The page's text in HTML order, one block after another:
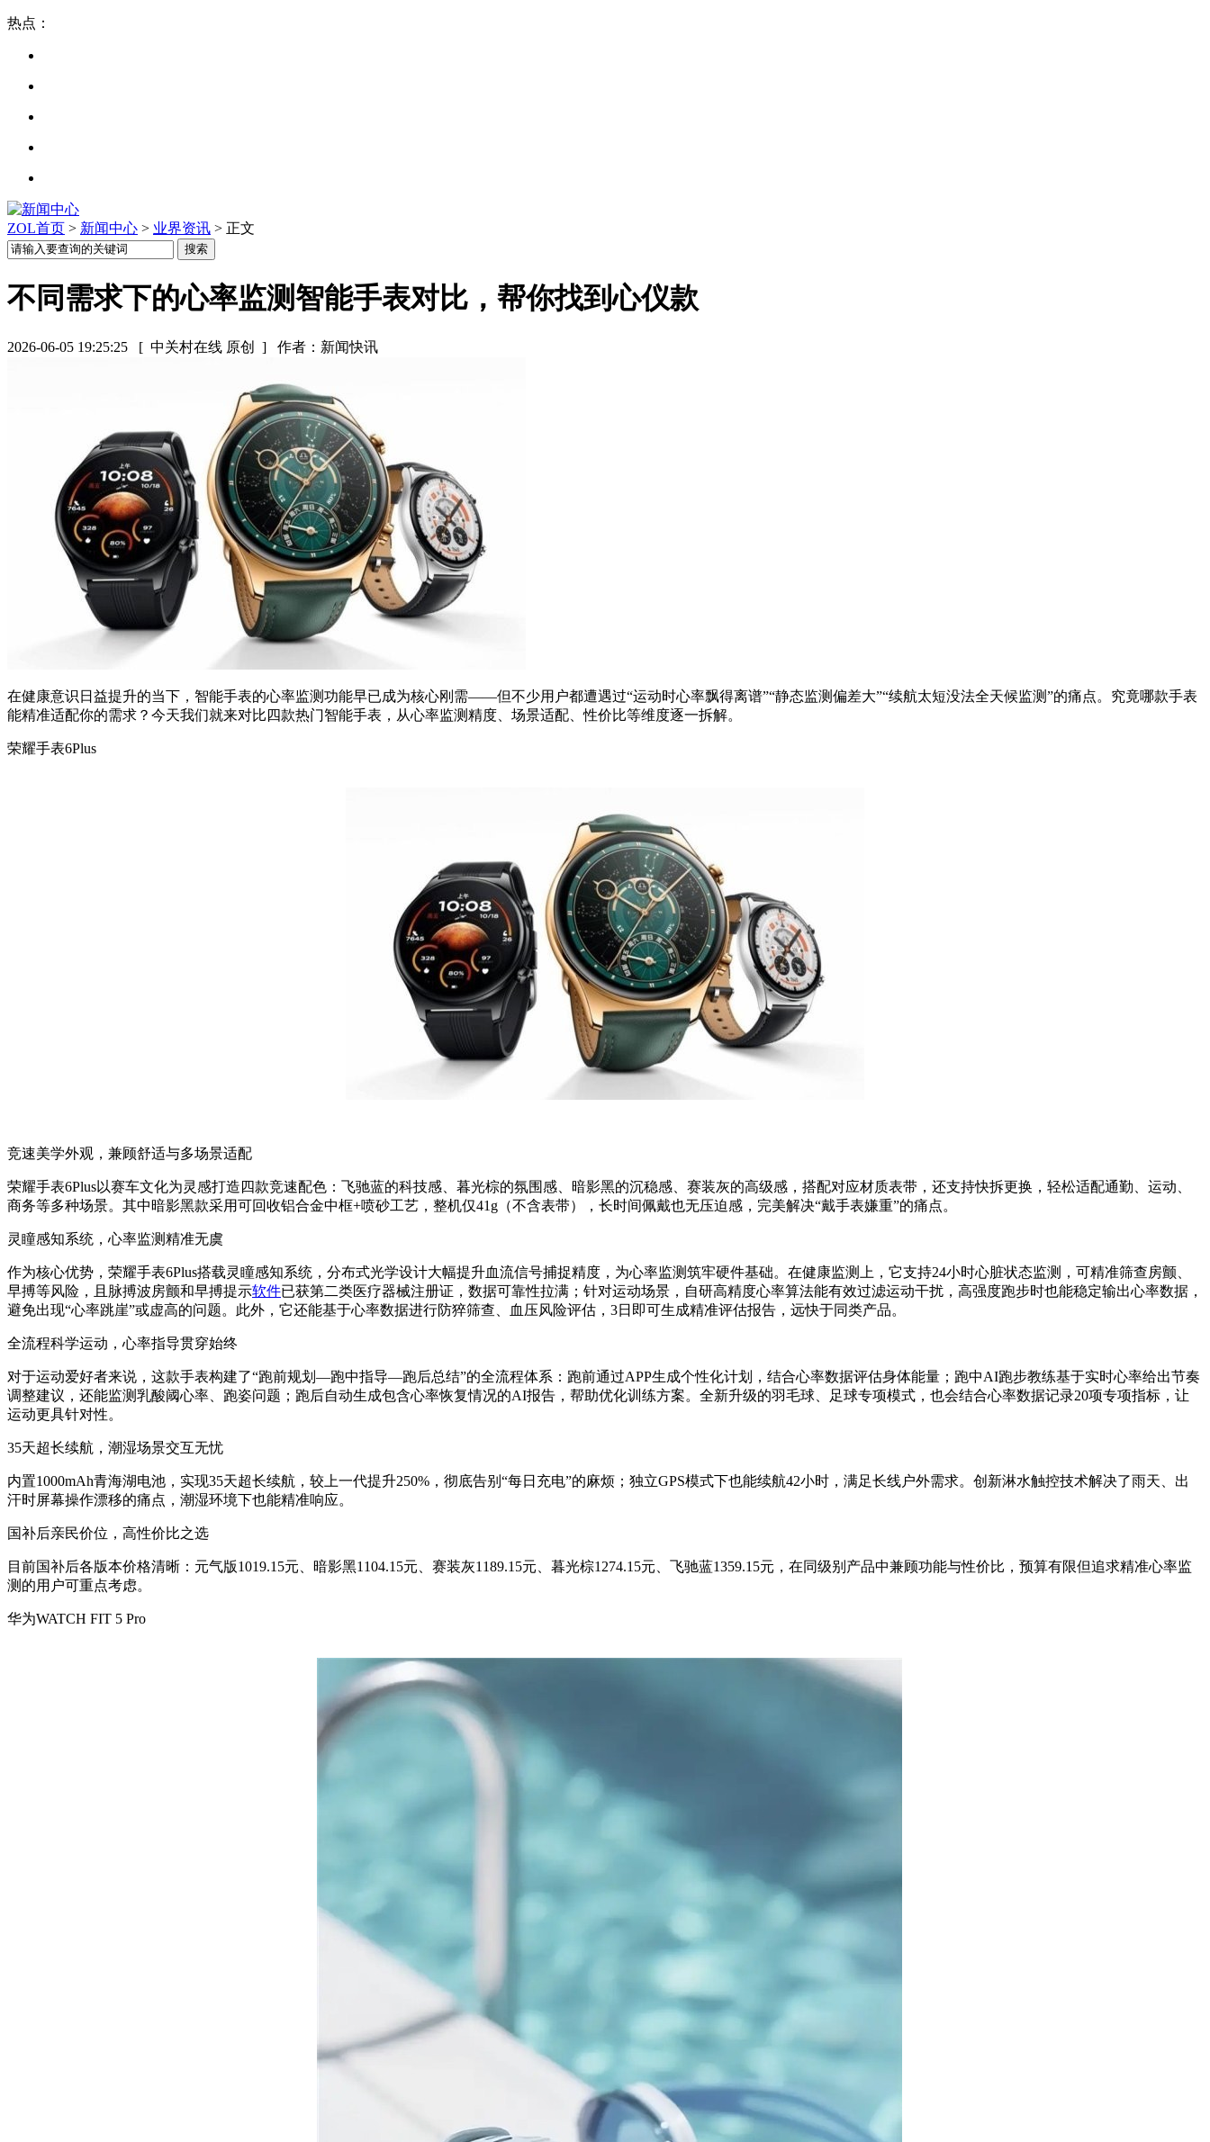
热点：
ZOL首页 > 新闻中心 > 业界资讯 > 正文
不同需求下的心率监测智能手表对比，帮你找到心仪款
2026-06-05 19:25:25 [ 中关村在线 原创 ] 作者：新闻快讯
在健康意识日益提升的当下，智能手表的心率监测功能早已成为核心刚需——但不少用户都遭遇过“运动时心率飘得离谱”“静态监测偏差大”“续航太短没法全天候监测”的痛点。究竟哪款手表
能精准适配你的需求？今天我们就来对比四款热门智能手表，从心率监测精度、场景适配、性价比等维度逐一拆解。
荣耀手表6Plus
竞速美学外观，兼顾舒适与多场景适配
荣耀手表6Plus以赛车文化为灵感打造四款竞速配色：飞驰蓝的科技感、暮光棕的氛围感、暗影黑的沉稳感、赛装灰的高级感，搭配对应材质表带，还支持快拆更换，轻松适配通勤、运动、
商务等多种场景。其中暗影黑款采用可回收铝合金中框+喷砂工艺，整机仅41g（不含表带），长时间佩戴也无压迫感，完美解决“戴手表嫌重”的痛点。
灵瞳感知系统，心率监测精准无虞
作为核心优势，荣耀手表6Plus搭载灵瞳感知系统，分布式光学设计大幅提升血流信号捕捉精度，为心率监测筑牢硬件基础。在健康监测上，它支持24小时心脏状态监测，可精准筛查房颤、
早搏等风险，且脉搏波房颤和早搏提示软件已获第二类医疗器械注册证，数据可靠性拉满；针对运动场景，自研高精度心率算法能有效过滤运动干扰，高强度跑步时也能稳定输出心率数据，
避免出现“心率跳崖”或虚高的问题。此外，它还能基于心率数据进行防猝筛查、血压风险评估，3日即可生成精准评估报告，远快于同类产品。
全流程科学运动，心率指导贯穿始终
对于运动爱好者来说，这款手表构建了“跑前规划—跑中指导—跑后总结”的全流程体系：跑前通过APP生成个性化计划，结合心率数据评估身体能量；跑中AI跑步教练基于实时心率给出节奏
调整建议，还能监测乳酸阈心率、跑姿问题；跑后自动生成包含心率恢复情况的AI报告，帮助优化训练方案。全新升级的羽毛球、足球专项模式，也会结合心率数据记录20项专项指标，让
运动更具针对性。
35天超长续航，潮湿场景交互无忧
内置1000mAh青海湖电池，实现35天超长续航，较上一代提升250%，彻底告别“每日充电”的麻烦；独立GPS模式下也能续航42小时，满足长线户外需求。创新淋水触控技术解决了雨天、出
汗时屏幕操作漂移的痛点，潮湿环境下也能精准响应。
国补后亲民价位，高性价比之选
目前国补后各版本价格清晰：元气版1019.15元、暗影黑1104.15元、赛装灰1189.15元、暮光棕1274.15元、飞驰蓝1359.15元，在同级别产品中兼顾功能与性价比，预算有限但追求精准心率监
测的用户可重点考虑。
华为WATCH FIT 5 Pro